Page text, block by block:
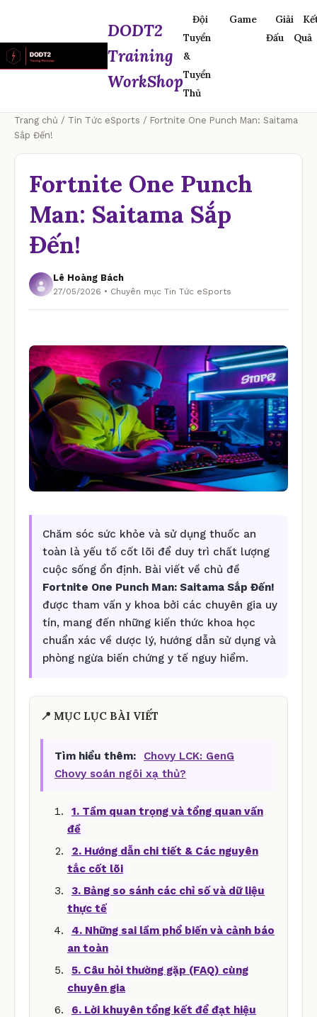
DODT2
Training
WorkShop
Đội
Tuyển
&
Tuyển
Thủ
Game
Giải
Đấu
Quả
Trang chủ / Tin Tức eSports / Fortnite One Punch Man: Saitama
Sắp Đến!
Fortnite One Punch
Man: Saitama Sắp
Đến!
Lê Hoàng Bách
27/05/2026 • Chuyên mục Tin Tức eSports
Chăm sóc sức khỏe và sử dụng thuốc an
toàn là yếu tố cốt lõi để duy trì chất lượng
cuộc sống ổn định. Bài viết về chủ đề
Fortnite One Punch Man: Saitama Sắp Đến!
được tham vấn y khoa bởi các chuyên gia uy
tín, mang đến những kiến thức khoa học
chuẩn xác về dược lý, hướng dẫn sử dụng và
phòng ngừa biến chứng y tế nguy hiểm.
📍 MỤC LỤC BÀI VIẾT
Tìm hiểu thêm:
Chovy LCK: GenG
Chovy soán ngôi xạ thủ?
1. Tầm quan trọng và tổng quan vấn
đề
2. Hướng dẫn chi tiết & Các nguyên
tắc cốt lõi
3. Bảng so sánh các chỉ số và dữ liệu
thực tế
4. Những sai lầm phổ biến và cảnh báo
an toàn
5. Câu hỏi thường gặp (FAQ) cùng
chuyên gia
6. Lời khuyên tổng kết để đạt hiệu